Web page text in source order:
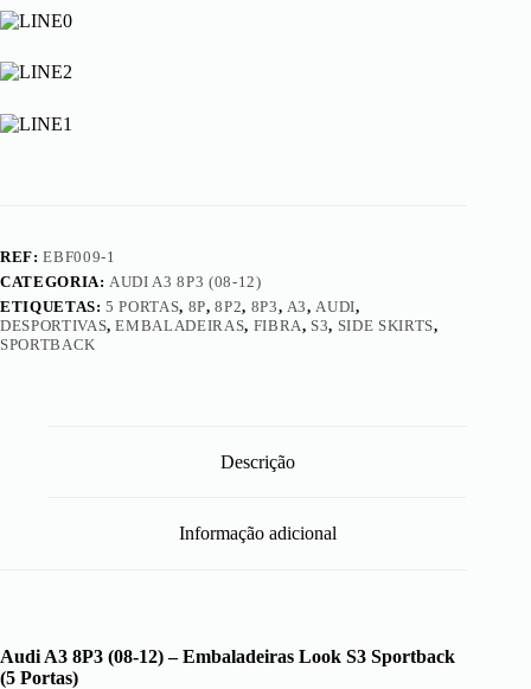
(08-
12)
Embaladeiras
S3
Sportback
REF:EBF009-1
CATEGORIA: AUDI A3 8P3 (08-12)
ETIQUETAS:5 PORTAS, 8P,8P2, 8P3, A3, AUDI,
DESPORTIVAS,EMBALADEIRAS, FIBRA, S3, SIDE SKIRTS,
SPORTBACK
Descrição
Informação adicional
Audi A3 8P3 (08-12) – Embaladeiras Look S3 Sportback
(5 Portas)